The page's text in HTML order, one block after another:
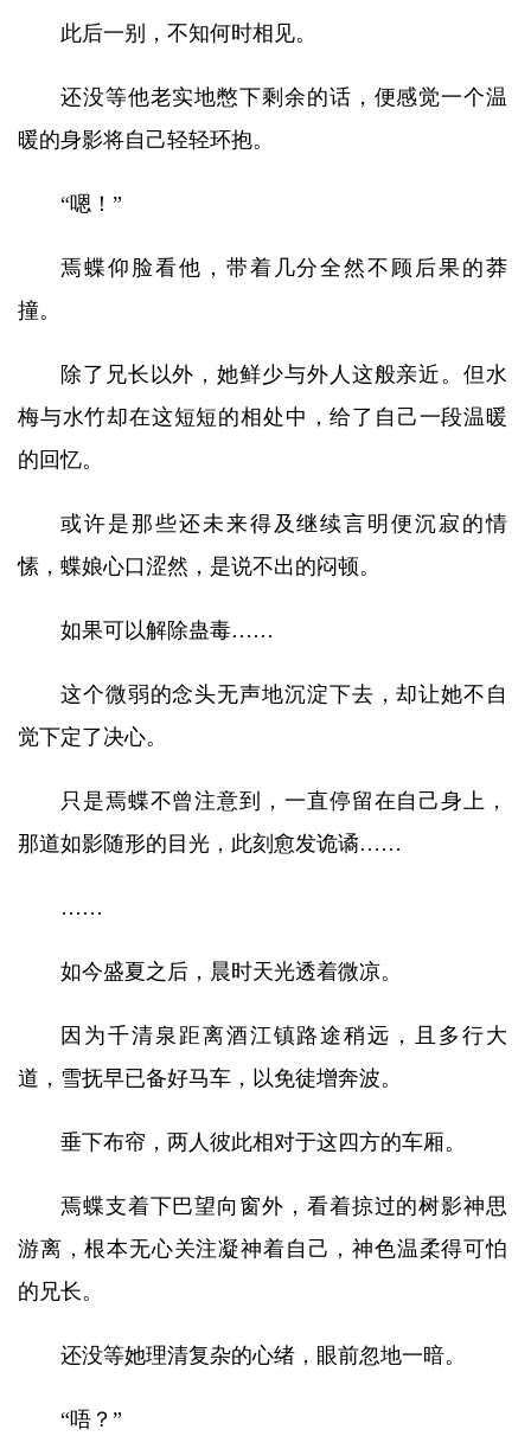
此后一别，不知何时相见。
还没等他老实地憋下剩余的话，便感觉一个温
暖的身影将自己轻轻环抱。
“嗯！”
焉蝶仰脸看他，带着几分全然不顾后果的莽
撞。
除了兄长以外，她鲜少与外人这般亲近。但水
梅与水竹却在这短短的相处中，给了自己一段温暖
的回忆。
或许是那些还未来得及继续言明便沉寂的情
愫，蝶娘心口涩然，是说不出的闷顿。
如果可以解除蛊毒……
这个微弱的念头无声地沉淀下去，却让她不自
觉下定了决心。
只是焉蝶不曾注意到，一直停留在自己身上，
那道如影随形的目光，此刻愈发诡谲……
……
如今盛夏之后，晨时天光透着微凉。
因为千清泉距离酒江镇路途稍远，且多行大
道，雪抚早已备好马车，以免徒增奔波。
垂下布帘，两人彼此相对于这四方的车厢。
焉蝶支着下巴望向窗外，看着掠过的树影神思
游离，根本无心关注凝神着自己，神色温柔得可怕
的兄长。
还没等她理清复杂的心绪，眼前忽地一暗。
“唔？”